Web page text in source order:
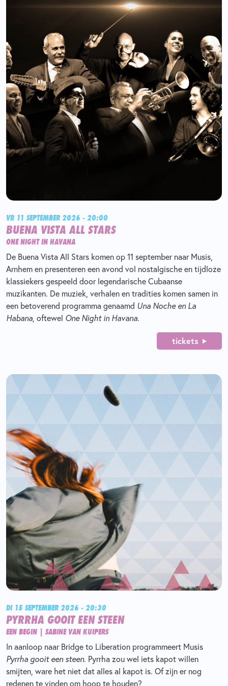
VR 11 SEPTEMBER 2026 - 20:00
BUENA VISTA ALL STARS
ONE NIGHT IN HAVANA
De Buena Vista All Stars komen op 11 september naar Musis,
Arnhem en presenteren een avond vol nostalgische en tijdloze
klassiekers gespeeld door legendarische Cubaanse
muzikanten. De muziek, verhalen en tradities komen samen in
een betoverend programma genaamd Una Noche en La
Habana, oftewel One Night in Havana.
tickets
DI 15 SEPTEMBER 2026 - 20:30
PYRRHA GOOIT EEN STEEN
EEN BEGIN | SABINE VAN KUIPERS
In aanloop naar Bridge to Liberation programmeert Musis
Pyrrha gooit een steen. Pyrrha zou wel iets kapot willen
smijten, ware het niet dat alles al kapot is. Of zijn er nog
redenen te vinden om hoop te houden?